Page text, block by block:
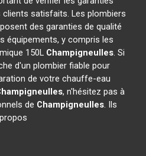
satisfaits. Les plombiers
des garanties de qualité
équipements, y compris les
150L Champigneulles. Si
d'un plombier fiable pour
de votre chauffe-eau
, n'hésitez pas à
de Champigneulles. Ils
propos